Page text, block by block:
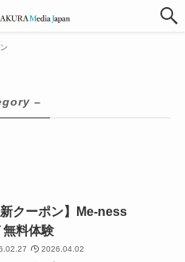
–
新クーポン】Me-ness
無料体験
2026.04.02